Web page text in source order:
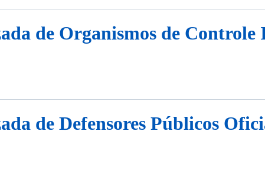
de Organismos de Controle
de Defensores Públicos